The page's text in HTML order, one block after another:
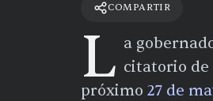
COMPARTIR
L a
citatorio de
próximo 27 de